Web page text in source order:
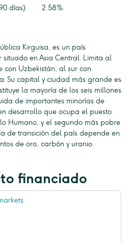
días) 2.58%
Kirguisa, es un país
en Asia Central. Limita al
con Uzbekistán, al sur con
Su capital y ciudad más grande es
la mayoría de los seis millones
de importantes minorías de
desarrollo que ocupa el puesto
Humano, y el segundo más pobre
de transición del país depende en
de oro, carbón y uranio.
financiado